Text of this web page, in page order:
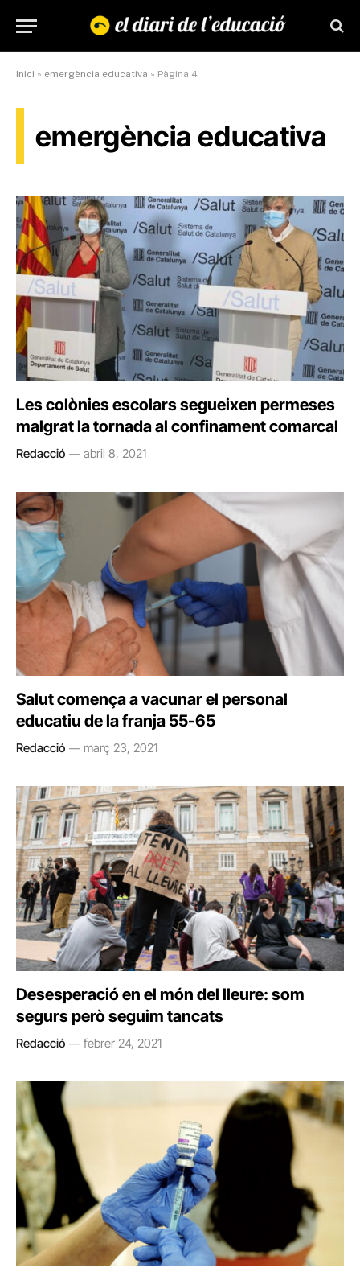
Inici » emergència educativa » Pàgina 4
emergència educativa
Les colònies escolars segueixen permeses
malgrat la tornada al confinament comarcal
Redacció abril 8, 2021
Salut comença a vacunar el personal
educatiu de la franja 55-65
Redacció març 23, 2021
Desesperació en el món del lleure: som
segurs però seguim tancats
Redacció febrer 24, 2021